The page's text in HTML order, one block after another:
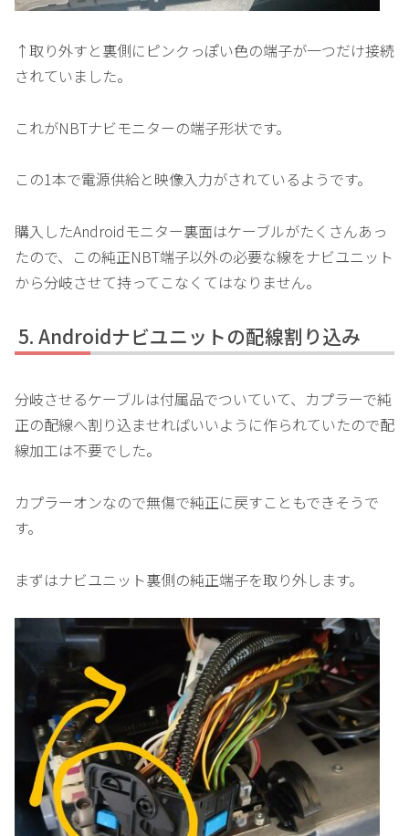
↑取り外すと裏側にピンクっぽい色の端子が一つだけ接続
されていました。
これがNBTナビモニターの端子形状です。
この1本で電源供給と映像入力がされているようです。
購入したAndroidモニター裏面はケーブルがたくさんあっ
たので、この純正NBT端子以外の必要な線をナビユニット
から分岐させて持ってこなくてはなりません。
Androidナビユニットの配線割り込み
分岐させるケーブルは付属品でついていて、カプラーで純
正の配線へ割り込ませればいいように作られていたので配
線加工は不要でした。
カプラーオンなので無傷で純正に戻すこともできそうで
す。
まずはナビユニット裏側の純正端子を取り外します。